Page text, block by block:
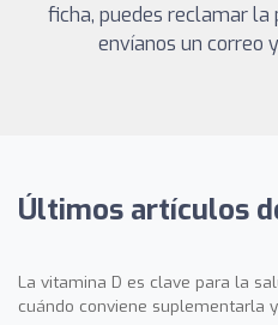
ficha, puedes reclamar la
envíanos un correo
Últimos artículos
La vitamina D es clave para la
cuándo conviene suplementarla